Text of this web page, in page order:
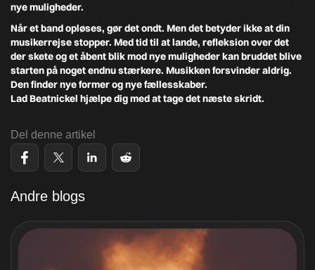
nye muligheder.
Når et band opløses, gør det ondt. Men det betyder ikke at din
musikerrejse stopper. Med tid til at lande, refleksion over det
der skete og et åbent blik mod nye muligheder kan bruddet blive
starten på noget endnu stærkere. Musikken forsvinder aldrig.
Den finder nye former og nye fællesskaber.
Lad Beatnickel hjælpe dig med at tage det næste skridt.
Del denne artikel
Andre blogs